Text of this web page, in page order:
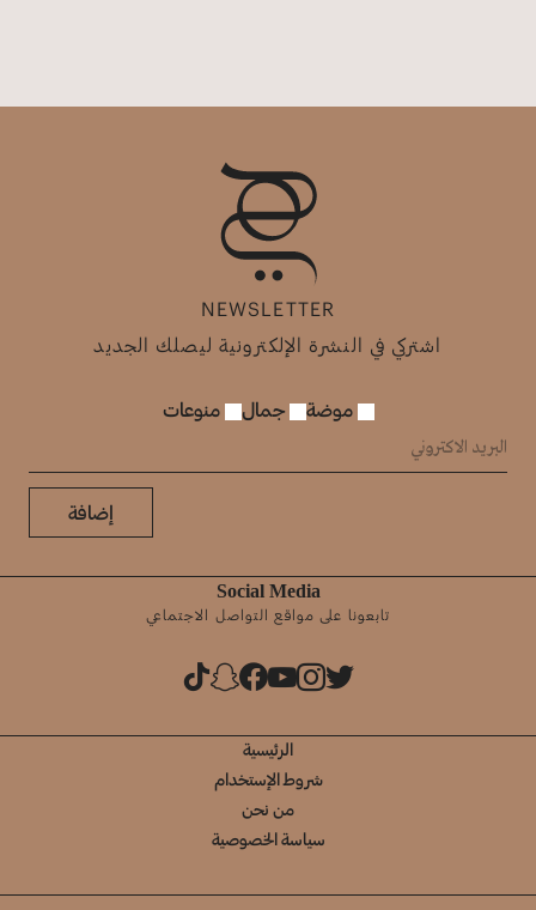
NEWSLETTER
اشتركي في النشرة الإلكترونية ليصلك الجديد
موضة جمال منوعات
إضافة
Social Media
تابعونا على مواقع التواصل الاجتماعي
الرئيسية
شروط الإستخدام
من نحن
سياسة الخصوصية